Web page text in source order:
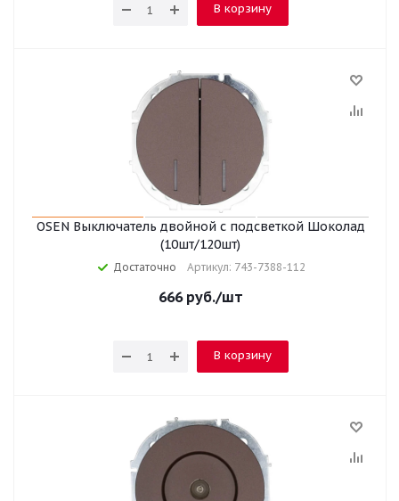
В корзину
OSEN Выключатель двойной с подсветкой Шоколад
(10шт/120шт)
Достаточно Артикул: 743-7388-112
666руб./шт
В корзину